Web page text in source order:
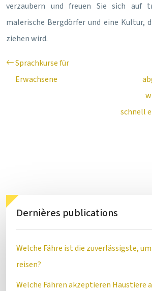
verzaubern und freuen Sie sich auf
malerische Bergdörfer und eine Kultur,
ziehen wird.
Sprachkurse für
Erwachsene
schnell
Dernières publications
Welche Fähre ist die zuverlässigste,
reisen?
Welche Fähren akzeptieren Haustiere